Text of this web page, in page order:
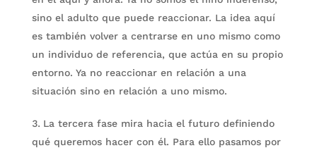
sino el adulto que puede reaccionar. La idea aquí
es también volver a centrarse en uno mismo como
un individuo de referencia, que actúa en su propio
entorno. Ya no reaccionar en relación a una
situación sino en relación a uno mismo.
La tercera fase mira hacia el futuro definiendo
qué queremos hacer con él. Para ello pasamos por